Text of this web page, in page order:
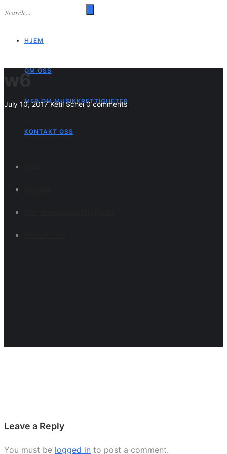
HJEM
OM OSS
MER OM MUSIKKRETTIGHETER
KONTAKT OSS
w6
July 10, 2017Ketil Schei0 comments
Leave a Reply
You must be logged in to post a comment.